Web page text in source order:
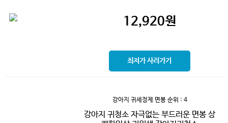
12,920원
최저가 사러가기
강아지 귀세정제 면봉순위 : 4
강아지 귀청소 자극없는 부드러운 면봉 상